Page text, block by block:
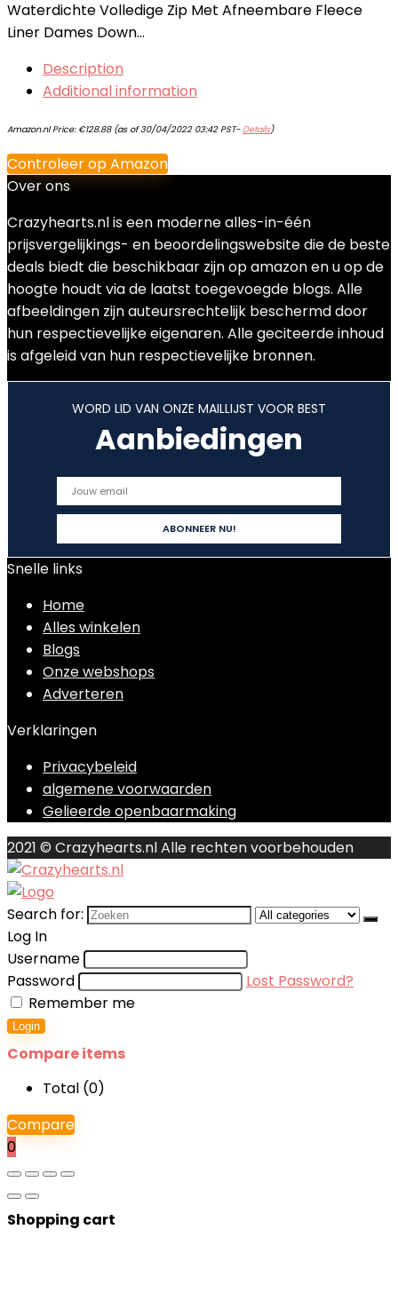
Waterdichte Volledige Zip Met Afneembare Fleece
Liner Dames Down…
Description
Additional information
Amazon.nl Price: €128.88(as of 30/04/2022 03:42 PST- Details)
Controleer op Amazon
Over ons
Crazyhearts.nl is een moderne alles-in-één
prijsvergelijkings- en beoordelingswebsite die de beste
deals biedt die beschikbaar zijn op amazon en u op de
hoogte houdt via de laatst toegevoegde blogs. Alle
afbeeldingen zijn auteursrechtelijk beschermd door
hun respectievelijke eigenaren. Alle geciteerde inhoud
is afgeleid van hun respectievelijke bronnen.
WORD LID VAN ONZE MAILLIJST VOOR BEST
Aanbiedingen
Snelle links
Home
Alles winkelen
Blogs
Onze webshops
Adverteren
Verklaringen
Privacybeleid
algemene voorwaarden
Gelieerde openbaarmaking
2021 © Crazyhearts.nl Alle rechten voorbehouden
Search for:
Log In
Username
Password
Lost Password?
Remember me
Login
Compare items
Total (0)
Compare
0
Shopping cart